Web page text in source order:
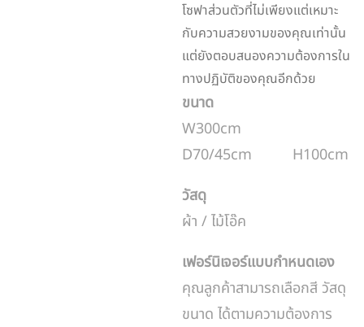
โซฟาส่วนตัวที่ไม่เพียงแต่เหมาะ
กับความสวยงามของคุณเท่านั้น
แต่ยังตอบสนองความต้องการใน
ทางปฏิบัติของคุณอีกด้วย
ขนาด
W300cm
D70/45cm H100cm
วัสดุ
ผ้า / ไม้โอ๊ค
เฟอร์นิเจอร์แบบกำหนดเอง
คุณลูกค้าสามารถเลือกสี วัสดุ
ขนาด ได้ตามความต้องการ